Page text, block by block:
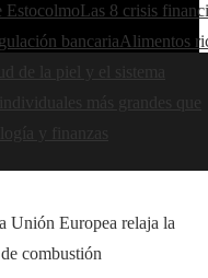
EstocolmoLas 8 crisis
bancariaAlimentos
de la piel y el sistema
más grandes que
y finanzas
Unión Europea relaja la
combustión